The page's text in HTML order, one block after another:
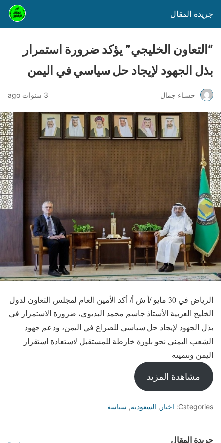
جريدة المقال
“التعاون الخليجي” يؤكد ضرورة استمرار
بذل الجهود لإيجاد حل سياسي في اليمن
حسناء جمال 3 سنوات ago
الرياض في 30 مايو /أ ش أ/ أكد الأمين العام لمجلس التعاون لدول
الخليج العربية الأستاذ جاسم محمد البديوي، ضرورة الاستمرار في
بذل الجهود لإيجاد حل سياسي للصراع في اليمن، ودعم جهود
الشعب اليمني نحو بلورة خارطة للمستقبل لاستعادة استقرار
اليمن وتنميته
مشاهدة المزيد
Categories: اخبار , السعودية, سياسة
جريدة المقال